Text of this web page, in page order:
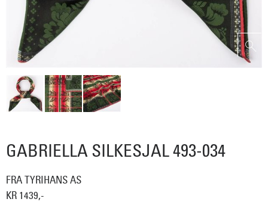
GABRIELLA SILKESJAL 493-034
FRA TYRIHANS AS
KR 1439,-